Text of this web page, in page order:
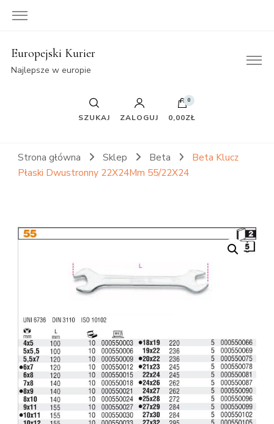
Europejski Kurier
Najlepsze w europie
SZUKAJ ZALOGUJ
0
0,00ZŁ
Strona główna Sklep Beta
Beta Klucz
Płaski Dwustronny 22X24Mm 55/22X24